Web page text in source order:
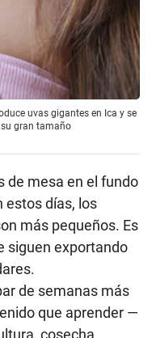
uvas gigantes en Ica y se
gran tamaño
de mesa en el fundo
estos días, los
más pequeños. Es
siguen exportando
de semanas más
que aprender —
cosecha,